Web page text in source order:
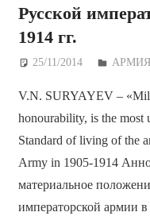
Русской
1914 гг.
25/11/2014
V.N. SURYAYEV –
honourability, is the most
Standard of living of the
Army in 1905-1914
материальное
императорской армии